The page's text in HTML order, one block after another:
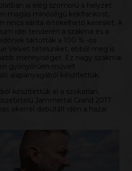
is elég szomorú a helyzet.
magas minőségű kékfrankost,
nincs iránta értékelhető kereslet. A
idei tenderén a szakma és a
tartották a 100 % -os
Velvet tételünket, ebből meg is
mennyiséget. Ez nagy szakmai
gyönyörűen művelt
alapanyagából készítettük.
készítettük el a szokatlan,
Jammertal Grand 2017
sikerrel debütált idén a hazai